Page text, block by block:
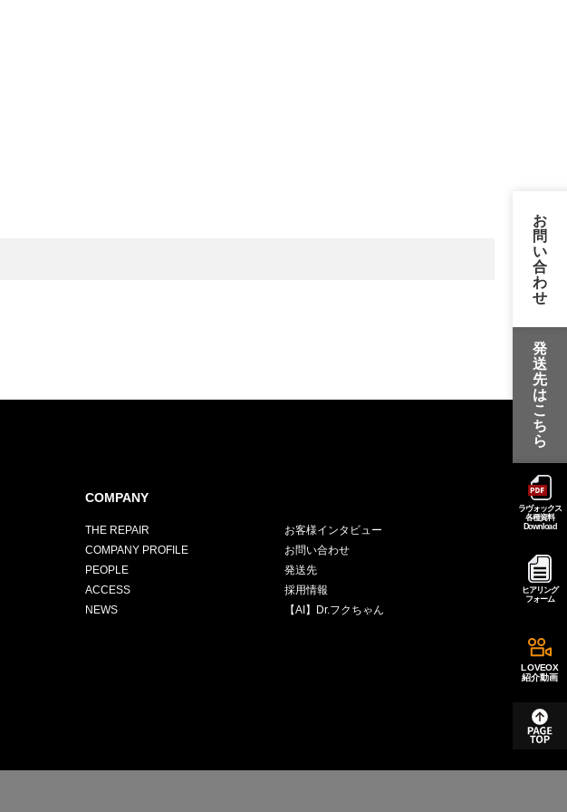
お
問
い
合
わ
せ
発
送
先
は
こ
ち
ら
ラヴォックス
各種資料
Download
ヒアリング
フォーム
LOVEOX
紹介動画
COMPANY
THE REPAIR
COMPANY PROFILE
PEOPLE
ACCESS
NEWS
お客様インタビュー
お問い合わせ
発送先
採用情報
【AI】Dr.フクちゃん